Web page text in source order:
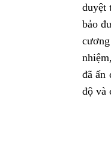
duyệt
bảo
đã ấn
độ và